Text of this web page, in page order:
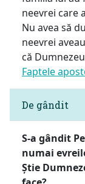
neevrei care
Nu avea să
neevrei
că
Faptele
De gândit
S-a gândit
numai
Știe